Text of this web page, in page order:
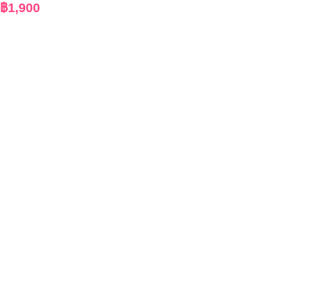
฿1,900